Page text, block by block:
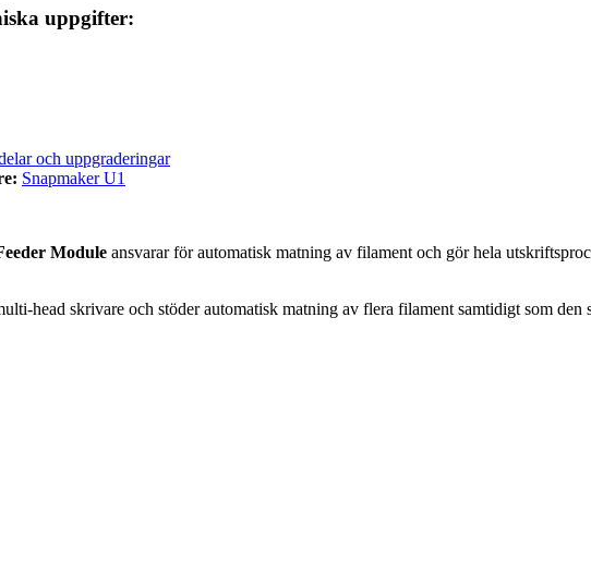
uppgifter:
och uppgraderingar
Snapmaker U1
Module ansvarar för automatisk matning av filament och gör hela
head skrivare och stöder automatisk matning av flera filament samtidigt som